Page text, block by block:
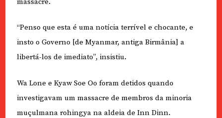
“Penso que esta é uma notícia terrível e chocante, e
insto o Governo [de Myanmar, antiga Birmânia] a
libertá-los de imediato”, insistiu.
Wa Lone e Kyaw Soe Oo foram detidos quando
investigavam um massacre de membros da minoria
muçulmana rohingya na aldeia de Inn Dinn.